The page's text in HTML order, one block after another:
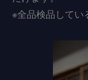
※全品検品してい